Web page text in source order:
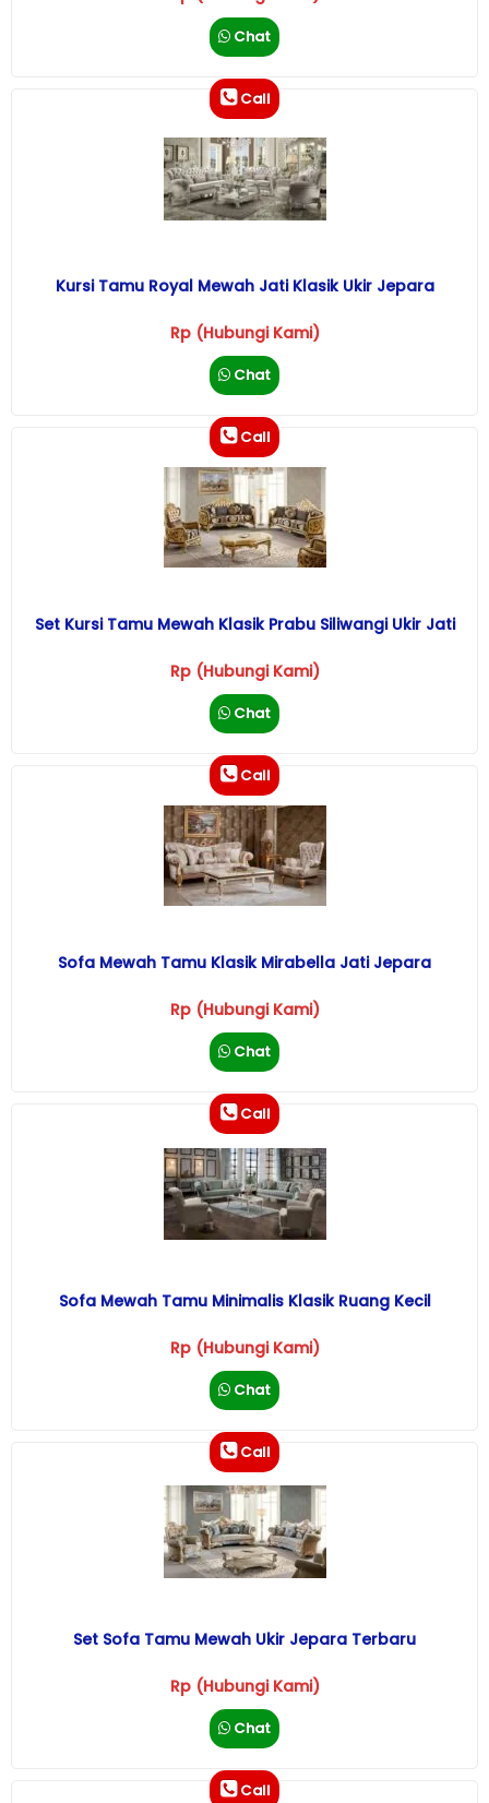
Chat
Call
Kursi Tamu Royal Mewah Jati Klasik Ukir Jepara
Rp (Hubungi Kami)
Chat
Call
Set Kursi Tamu Mewah Klasik Prabu Siliwangi Ukir Jati
Rp (Hubungi Kami)
Chat
Call
Sofa Mewah Tamu Klasik Mirabella Jati Jepara
Rp (Hubungi Kami)
Chat
Call
Sofa Mewah Tamu Minimalis Klasik Ruang Kecil
Rp (Hubungi Kami)
Chat
Call
Set Sofa Tamu Mewah Ukir Jepara Terbaru
Rp (Hubungi Kami)
Chat
Call